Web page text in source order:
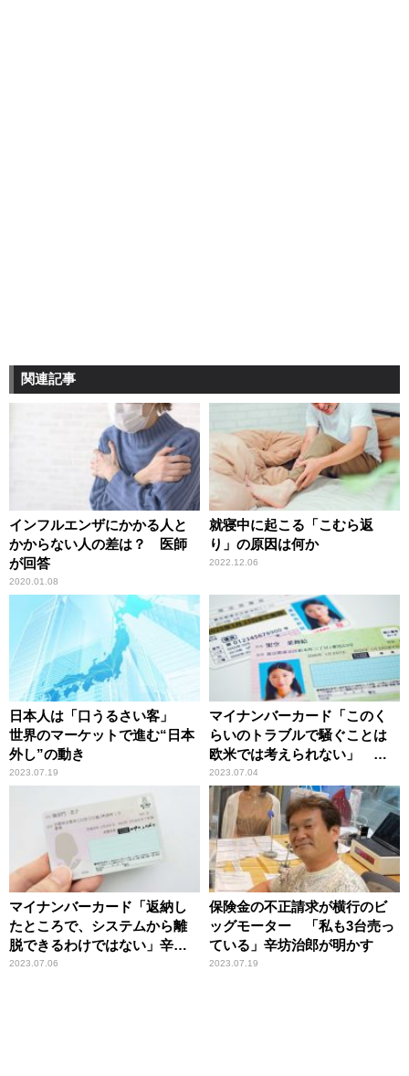
関連記事
インフルエンザにかかる人と
かからない人の差は？ 医師
が回答
2020.01.08
就寝中に起こる「こむら返
り」の原因は何か
2022.12.06
日本人は「口うるさい客」
世界のマーケットで進む“日本
外し”の動き
2023.07.19
マイナンバーカード「このく
らいのトラブルで騒ぐことは
欧米では考えられない」 日
本の「ノーミス社会」の弱点
をアメリカ人経済アナリスト
が指摘
2023.07.04
マイナンバーカード「返納し
たところで、システムから離
脱できるわけではない」辛坊
治郎が“勘違い”を指摘
2023.07.06
保険金の不正請求が横行のビ
ッグモーター 「私も3台売っ
ている」辛坊治郎が明かす
2023.07.19